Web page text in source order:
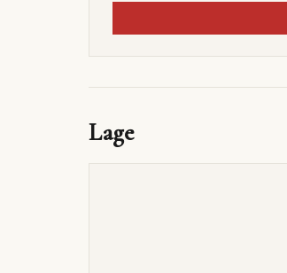
Lage